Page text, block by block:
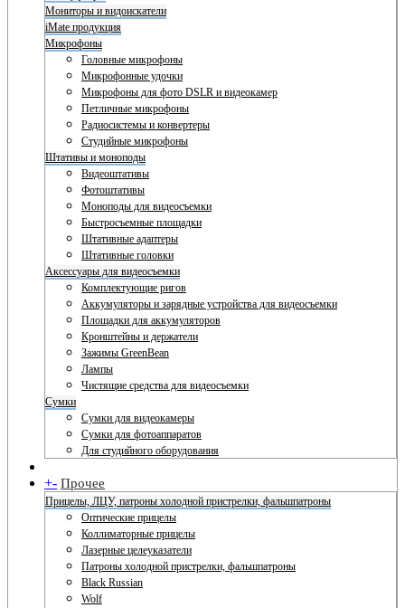
Мониторы и видоискатели
iMate продукция
Микрофоны
Головные микрофоны
Микрофонные удочки
Микрофоны для фото DSLR и видеокамер
Петличные микрофоны
Радиосистемы и конвертеры
Студийные микрофоны
Штативы и моноподы
Видеоштативы
Фотоштативы
Моноподы для видеосъемки
Быстросъемные площадки
Штативные адаптеры
Штативные головки
Аксессуары для видеосъемки
Комплектующие ригов
Аккумуляторы и зарядные устройства для видеосъемки
Площадки для аккумуляторов
Кронштейны и держатели
Зажимы GreenBean
Лампы
Чистящие средства для видеосъемки
Сумки
Сумки для видеокамеры
Сумки для фотоаппаратов
Для студийного оборудования
+- Прочее
Прицелы, ЛЦУ, патроны холодной пристрелки, фальшпатроны
Оптические прицелы
Коллиматорные прицелы
Лазерные целеуказатели
Патроны холодной пристрелки, фальшпатроны
Black Russian
Wolf